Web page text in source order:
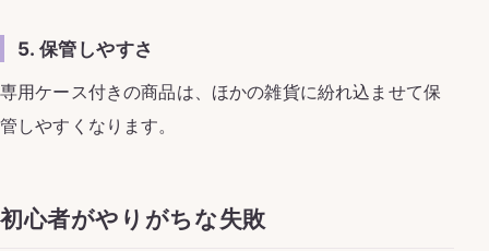
5. 保管しやすさ
専用ケース付きの商品は、ほかの雑貨に紛れ込ませて保
管しやすくなります。
初心者がやりがちな失敗